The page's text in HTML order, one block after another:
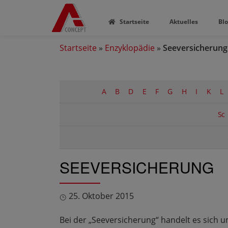
Startseite Aktuelles
Startseite » Enzyklopädie » Seeversicherung
A B D E F G H I K L
Sc
SEEVERSICHERUNG
25. Oktober 2015
Bei der „Seeversicherung“ handelt es sich